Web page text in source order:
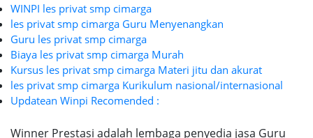
WINPI les privat smp cimarga
les privat smp cimarga Guru Menyenangkan
Guru les privat smp cimarga
Biaya les privat smp cimarga Murah
Kursus les privat smp cimarga Materi jitu dan akurat
les privat smp cimarga Kurikulum nasional/internasional
Updatean Winpi Recomended :
Winner Prestasi adalah lembaga penyedia jasa Guru